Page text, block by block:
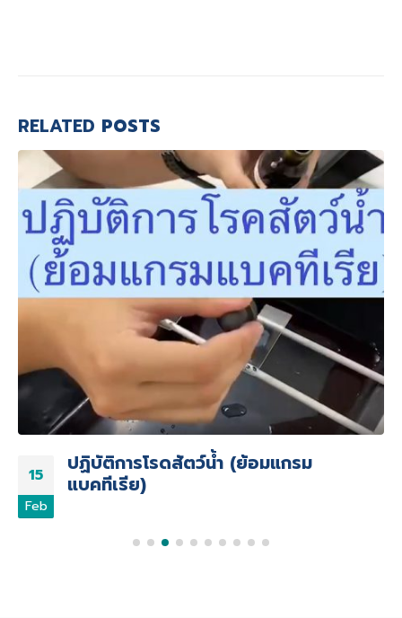
RELATED POSTS
15
Feb
ปฏิบัติการโรดสัตว์น้ำ (ย้อมแกรม
แบคทีเรีย)